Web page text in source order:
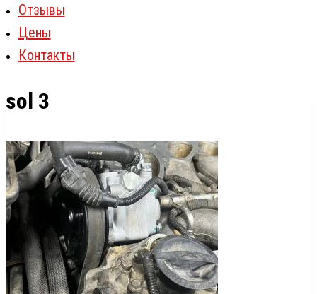
Отзывы
Цены
Контакты
sol 3